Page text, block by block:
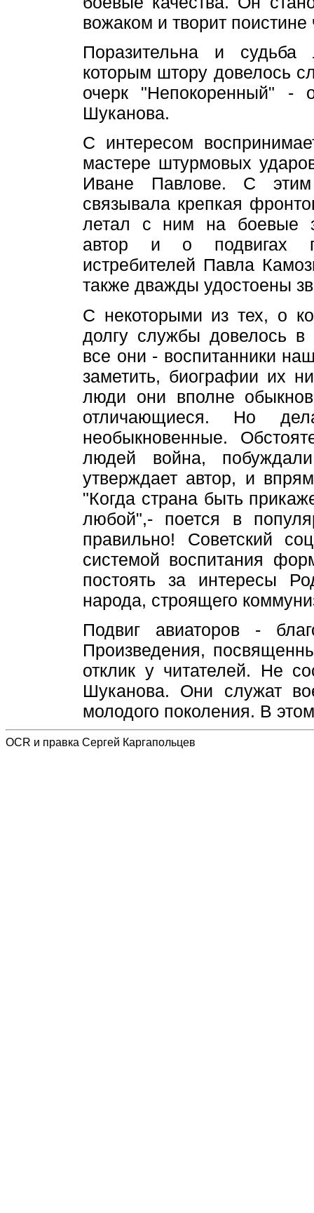
вожаком и творит поистине
Поразительна и
которым штору довелось
очерк "Непокоренный"
Шуканова.
С интересом
мастере штурмовых
Иване Павлове. С этим
связывала крепкая
летал с ним на боевые
автор и о подвигах
истребителей Павла
также дважды удостоены
С некоторыми из тех, о
долгу службы довелось в
все они - воспитанники
заметить, биографии их
люди они вполне
отличающиеся. Но
необыкновенные.
людей война,
утверждает автор, и
"Когда страна быть
любой",- поется в
правильно! Советский
системой воспитания
постоять за интересы
народа, строящего
Подвиг авиаторов -
Произведения,
отклик у читателей. Не
Шуканова. Они служат
молодого поколения. В
OCR и правка Сергей Каргапольцев